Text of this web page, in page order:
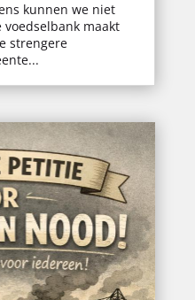
kunnen we niet
voedselbank maakt
strengere